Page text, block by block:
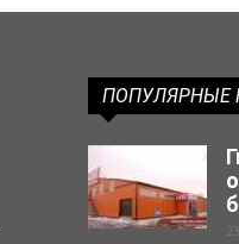
ПОПУЛЯРНЫЕ